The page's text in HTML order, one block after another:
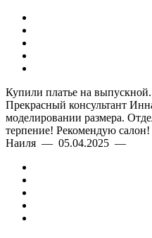
Купили платье на
Прекрасный консультант
моделировании размера.
терпение! Рекомендую салон!
Наиля — 05.04.2025 —